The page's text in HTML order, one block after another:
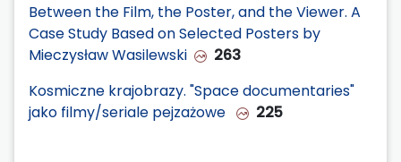
Between the Film, the Poster, and the Viewer. A
Case Study Based on Selected Posters by
Mieczysław Wasilewski
263
Kosmiczne krajobrazy. "Space documentaries"
jako filmy/seriale pejzażowe
225